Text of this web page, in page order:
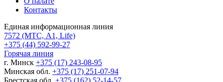
Контакты
Единая информационная линия
7572 (МТС, A1, Life)
+375 (44) 592-99-27
Горячая линия
г. Минск +375 (17) 243-08-95
Минская обл. +375 (17) 251-07-94
Брестская обл. +375 (162) 52-14-57